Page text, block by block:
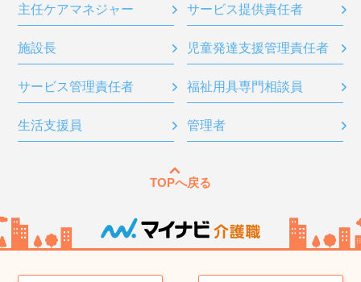
主任ケアマネジャー サービス提供責任者
施設長 児童発達支援管理責任者
サービス管理責任者 福祉用具専門相談員
生活支援員 管理者
TOPへ戻る